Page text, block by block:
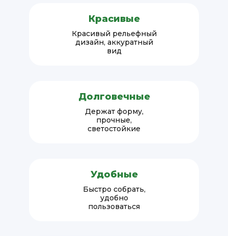
Красивые
Красивый рельефный
дизайн, аккуратный
вид
Долговечные
Держат форму,
прочные,
светостойкие
Удобные
Быстро собрать,
удобно
пользоваться